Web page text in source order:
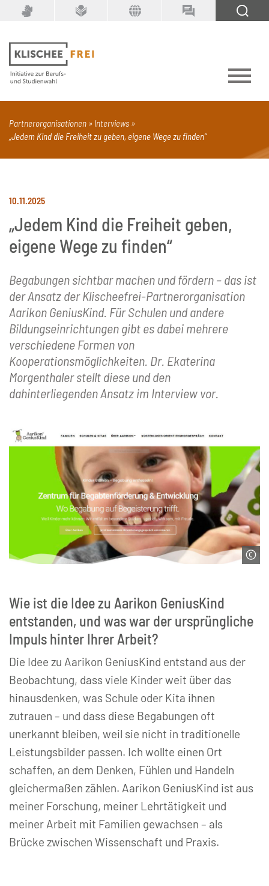
Suchbegriff
PDF Seite mit Video Alle Dokumenttypen
Partnerorganisationen
Interviews
„Jedem Kind die Freiheit zu geben, eigene Wege zu finden“
10.11.2025
„Jedem Kind die Freiheit geben,
eigene Wege zu finden“
Begabungen sichtbar machen und fördern – das ist
der Ansatz der Klischeefrei-Partnerorganisation
Aarikon GeniusKind. Für Schulen und andere
Bildungseinrichtungen gibt es dabei mehrere
verschiedene Formen von
Kooperationsmöglichkeiten. Dr. Ekaterina
Morgenthaler stellt diese und den
dahinterliegenden Ansatz im Interview vor.
Wie ist die Idee zu Aarikon GeniusKind
entstanden, und was war der ursprüngliche
Impuls hinter Ihrer Arbeit?
Die Idee zu Aarikon GeniusKind entstand aus der
Beobachtung, dass viele Kinder weit über das
hinausdenken, was Schule oder Kita ihnen
zutrauen – und dass diese Begabungen oft
unerkannt bleiben, weil sie nicht in traditionelle
Leistungsbilder passen. Ich wollte einen Ort
schaffen, an dem Denken, Fühlen und Handeln
gleichermaßen zählen. Aarikon GeniusKind ist aus
meiner Forschung, meiner Lehrtätigkeit und
meiner Arbeit mit Familien gewachsen – als
Brücke zwischen Wissenschaft und Praxis.